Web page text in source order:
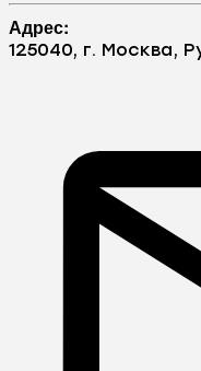
Адрес:
125040, г. Москва,